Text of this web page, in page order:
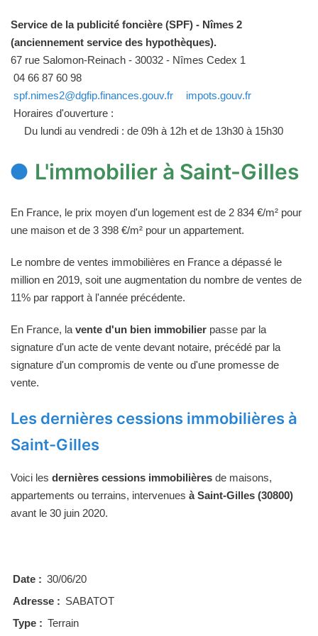
Service de la publicité foncière (SPF) - Nîmes 2
(anciennement service des hypothèques).
67 rue Salomon-Reinach - 30032 - Nîmes Cedex 1
04 66 87 60 98
spf.nimes2@dgfip.finances.gouv.fr
impots.gouv.fr
Horaires d'ouverture :
Du lundi au vendredi : de 09h à 12h et de 13h30 à 15h30
L'immobilier à Saint-Gilles
En France, le prix moyen d'un logement est de 2 834 €/m² pour
une maison et de 3 398 €/m² pour un appartement.
Le nombre de ventes immobilières en France a dépassé le
million en 2019, soit une augmentation du nombre de ventes de
11% par rapport à l'année précédente.
En France, la vente d'un bien immobilier passe par la
signature d'un acte de vente devant notaire, précédé par la
signature d'un compromis de vente ou d'une promesse de
vente.
Les dernières cessions immobilières à
Saint-Gilles
Voici les dernières cessions immobilières de maisons,
appartements ou terrains, intervenues à Saint-Gilles (30800)
avant le 30 juin 2020.
Date : 30/06/20
Adresse : SABATOT
Type : Terrain